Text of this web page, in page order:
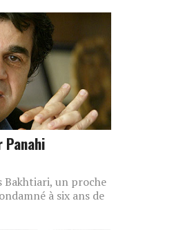
Panahi
Bakhtiari, un proche
à six ans de